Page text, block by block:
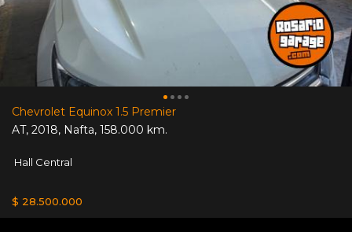
Chevrolet Equinox 1.5 Premier
AT, 2018, Nafta, 158.000 km.
Hall Central
$ 28.500.000